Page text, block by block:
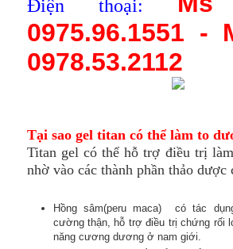
Điện thoại:
0975.96.1551 -
0978.53.2112
Tại sao gel titan có thể làm to
Titan gel có thể hỗ trợ điều trị
nhờ vào các thành phần thảo dược
Hồng sâm(peru maca) có tác
cường thận, hỗ trợ điều trị chứng rối
năng cương dương ở nam giới.